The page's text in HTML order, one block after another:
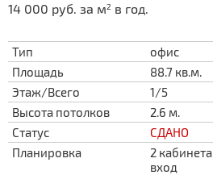
14 000 руб. за м2 в год.
Тип
офис
Площадь
88.7 кв.м.
Этаж/Всего
1/5
Высота потолков
2.6 м.
Статус
СДАНО
Планировка
2
вход